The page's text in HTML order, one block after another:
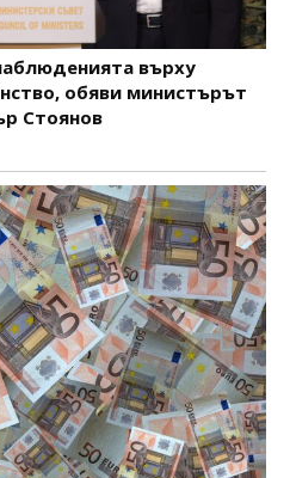
върху
обяви министърът
Стоянов